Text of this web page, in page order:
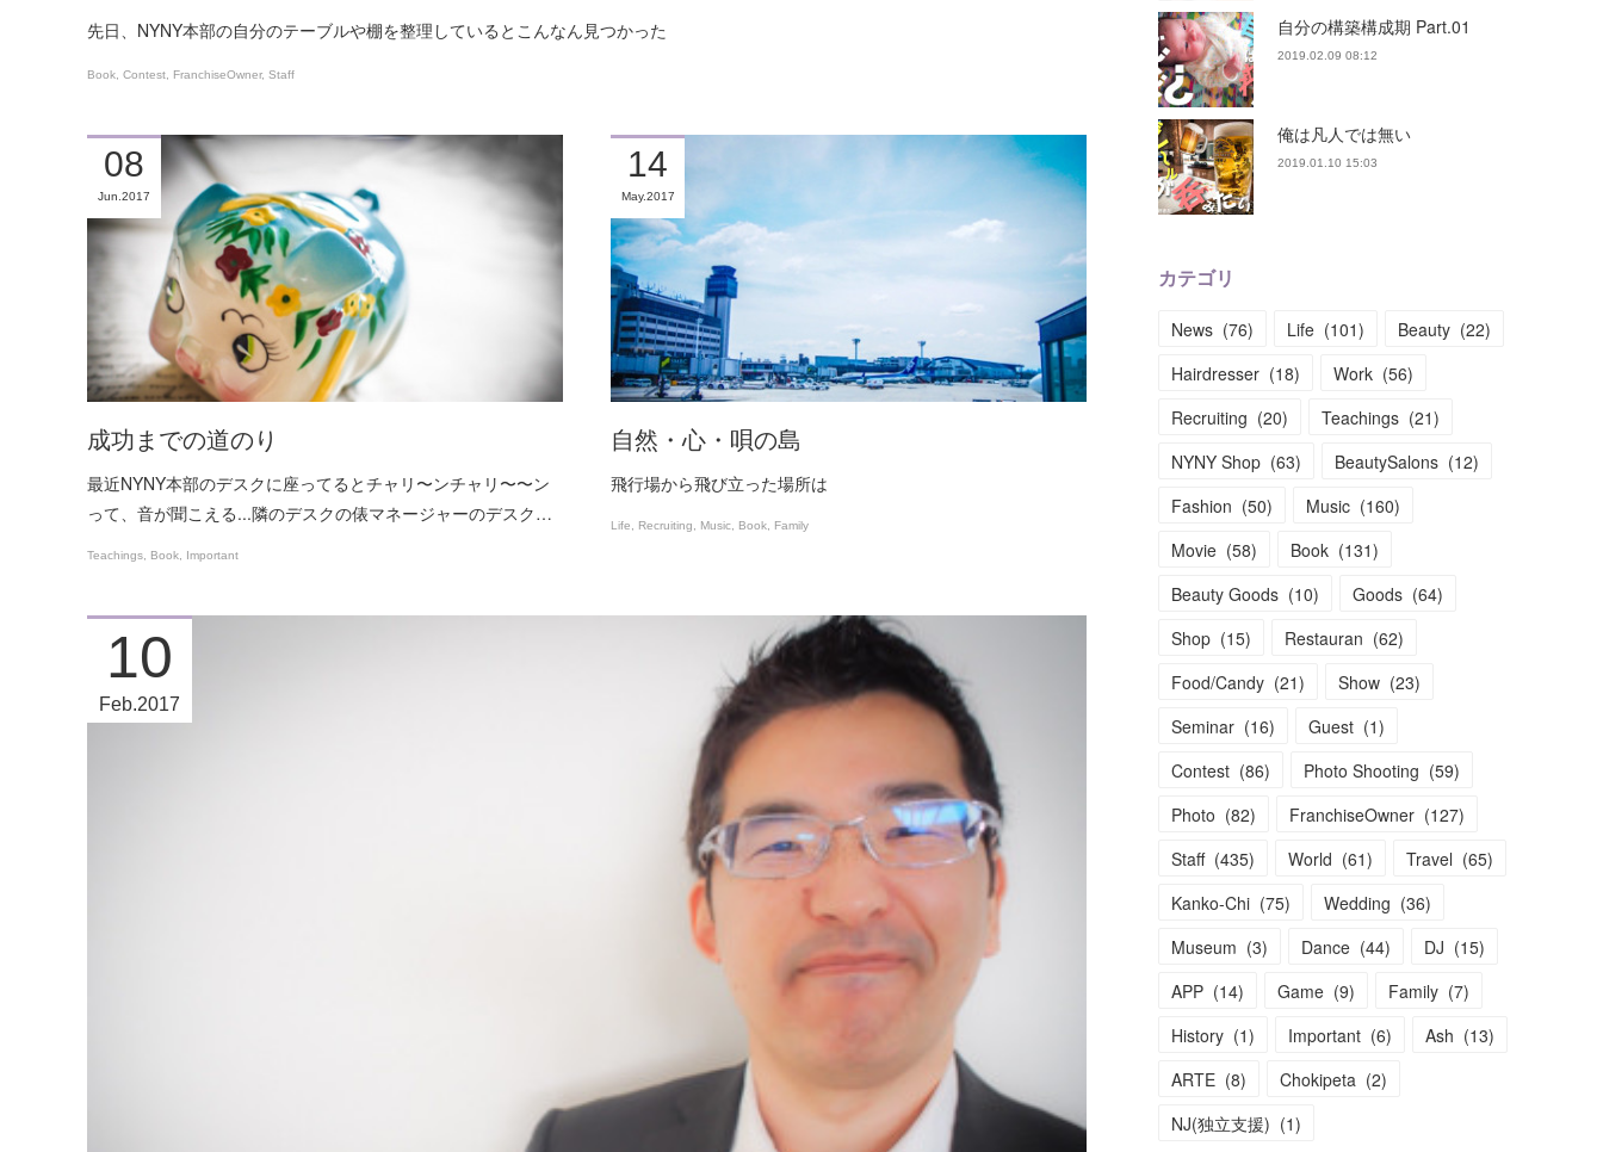
先日、NYNY本部の自分のテーブルや棚を整理しているとこんなん見つかった
Book Contest FranchiseOwner Staff
成功までの道のり
最近NYNY本部のデスクに座ってるとチャリ〜ンチャリ〜〜ン
って、音が聞こえる...隣のデスクの俵マネージャーのデスク…
08
Jun 2017
Teachings Book Important
自然・心・唄の島
飛行場から飛び立った場所は
14
May 2017
Life Recruiting Music Book Family
10
Feb 2017
自分の構築構成期 Part.01
2019.02.09 08:12
俺は凡人では無い
2019.01.10 15:03
カテゴリ
News (76) Life (101) Beauty (22)
Hairdresser (18) Work (56)
Recruiting (20) Teachings (21)
NYNY Shop (63) BeautySalons (12)
Fashion (50) Music (160)
Movie (58) Book (131)
Beauty Goods (10) Goods (64)
Shop (15) Restauran (62)
Food/Candy (21) Show (23)
Seminar (16) Guest (1)
Contest (86) Photo Shooting (59)
Photo (82) FranchiseOwner (127)
Staff (435) World (61) Travel (65)
Kanko-Chi (75) Wedding (36)
Museum (3) Dance (44) DJ (15)
APP (14) Game (9) Family (7)
History (1) Important (6) Ash (13)
ARTE (8) Chokipeta (2)
NJ(独立支援) (1)